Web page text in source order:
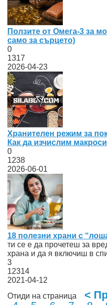
Ползите от Омега-3 за
само за сърцето)
0
1317
2026-04-23
Хранителен режим за
Как да изчислим
0
1238
2026-06-01
18 полезни храни с
ти се е да прочетеш за
храна и да я включиш в
3
12314
2021-04-12
Отиди на страница
<